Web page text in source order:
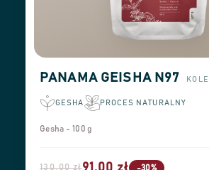
PANAMA GEISHA N97
GESHA PROCES NATURALNY
Gesha - 100 g
130,00 zł -30%